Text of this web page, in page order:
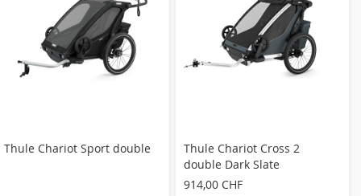
Thule Chariot Sport double
Thule Chariot Cross 2
double Dark Slate
914,00 CHF